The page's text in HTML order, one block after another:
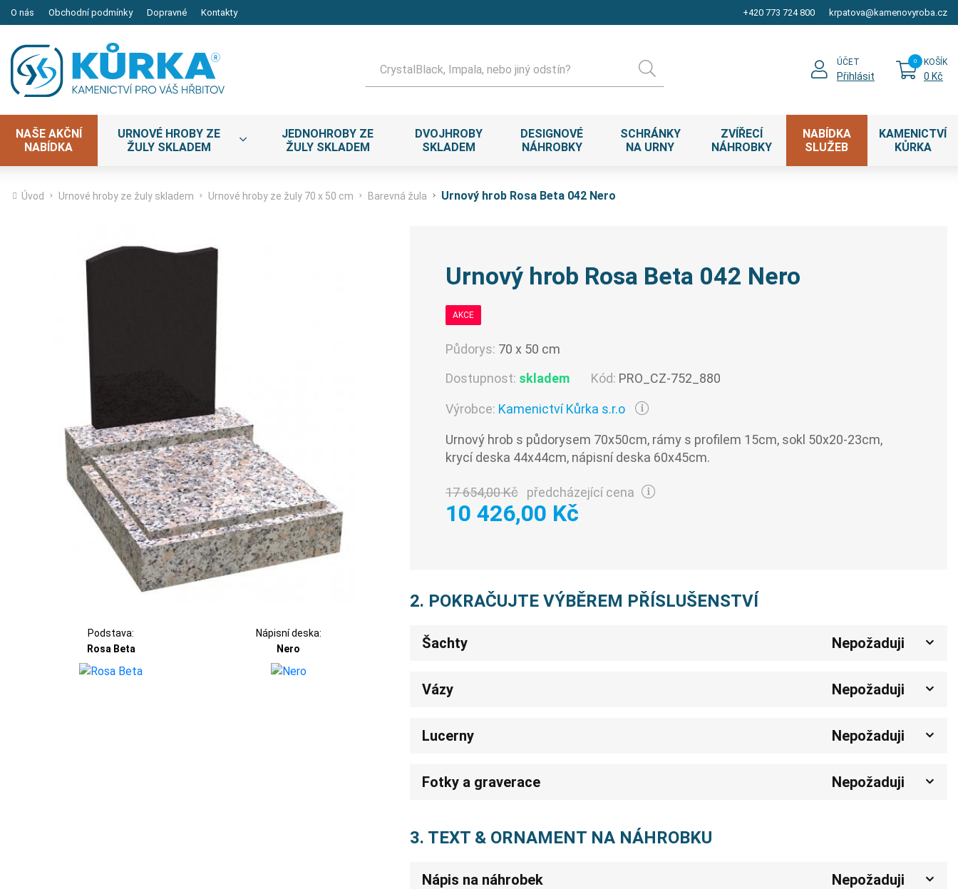
O nás Obchodní podmínky Dopravné Kontakty +420 773 724 800 krpatova@kamenovyroba.cz
ÚČET
Přihlásit
KOŠÍK
0 Kč
NAŠE AKČNÍ
NABÍDKA
URNOVÉ HROBY ZE
ŽULY SKLADEM
JEDNOHROBY ZE
ŽULY SKLADEM
DVOJHROBY
SKLADEM
DESIGNOVÉ
NÁHROBKY
SCHRÁNKY
NA URNY
ZVÍŘECÍ
NÁHROBKY
NABÍDKA
SLUŽEB
KAMENICTVÍ
KŮRKA
Úvod Urnové hroby ze žuly skladem Urnové hroby ze žuly 70 x 50 cm Barevná žula Urnový hrob Rosa Beta 042 Nero
Podstava:
Rosa Beta
Nápisní deska:
Nero
Urnový hrob Rosa Beta 042 Nero
AKCE
Půdorys: 70 x 50 cm
Dostupnost: skladem Kód: PRO_CZ-752_880
Výrobce: Kamenictví Kůrka s.r.o
Urnový hrob s půdorysem 70x50cm, rámy s profilem 15cm, sokl 50x20-23cm,
krycí deska 44x44cm, nápisní deska 60x45cm.
17 654,00 Kč předcházející cena
10 426,00 Kč
2. POKRAČUJTE VÝBĚREM PŘÍSLUŠENSTVÍ
Šachty Nepožaduji
Vázy Nepožaduji
Lucerny Nepožaduji
Fotky a graverace Nepožaduji
3. TEXT & ORNAMENT NA NÁHROBKU
Nápis na náhrobek Nepožaduji